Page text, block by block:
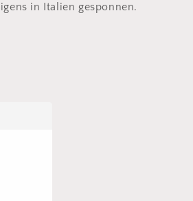
in Italien gesponnen.